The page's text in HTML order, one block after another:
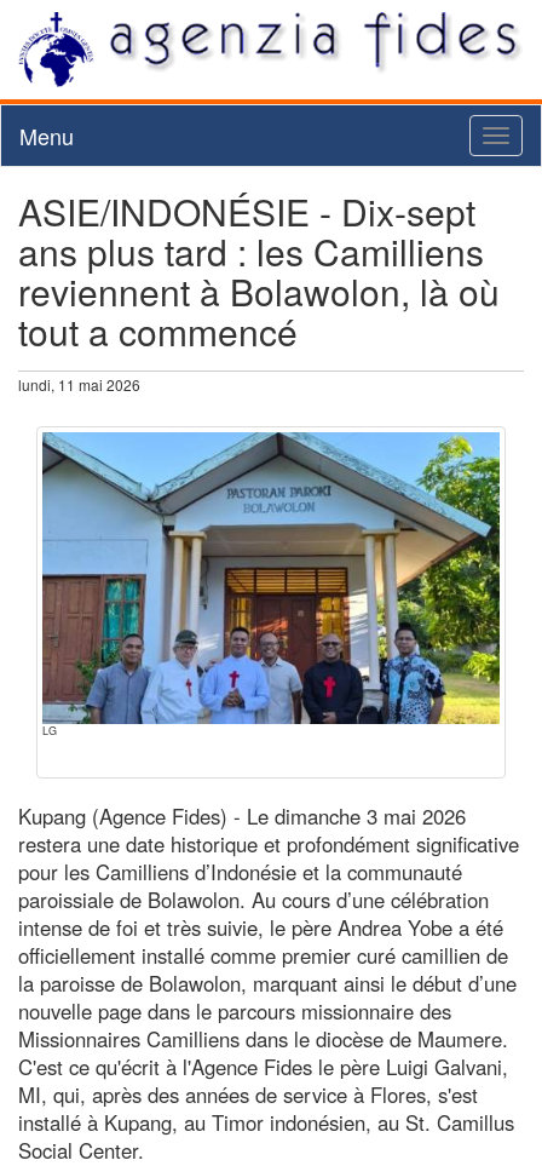
Menu
ASIE/INDONÉSIE - Dix-sept
ans plus tard : les Camilliens
reviennent à Bolawolon, là où
tout a commencé
lundi, 11 mai 2026
LG
Kupang (Agence Fides) - Le dimanche 3 mai 2026
restera une date historique et profondément significative
pour les Camilliens d’Indonésie et la communauté
paroissiale de Bolawolon. Au cours d’une célébration
intense de foi et très suivie, le père Andrea Yobe a été
officiellement installé comme premier curé camillien de
la paroisse de Bolawolon, marquant ainsi le début d’une
nouvelle page dans le parcours missionnaire des
Missionnaires Camilliens dans le diocèse de Maumere.
C'est ce qu'écrit à l'Agence Fides le père Luigi Galvani,
MI, qui, après des années de service à Flores, s'est
installé à Kupang, au Timor indonésien, au St. Camillus
Social Center.